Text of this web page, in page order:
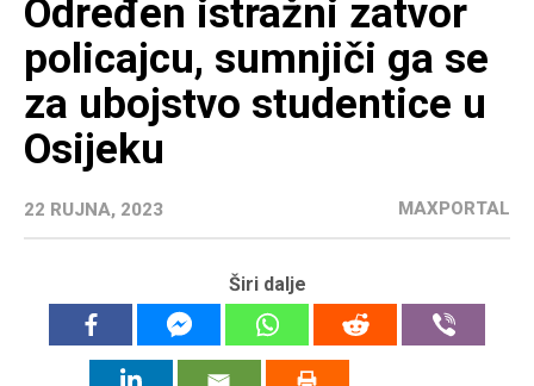
Određen istražni zatvor
policajcu, sumnjiči ga se
za ubojstvo studentice u
Osijeku
22 RUJNA, 2023 MAXPORTAL
Širi dalje